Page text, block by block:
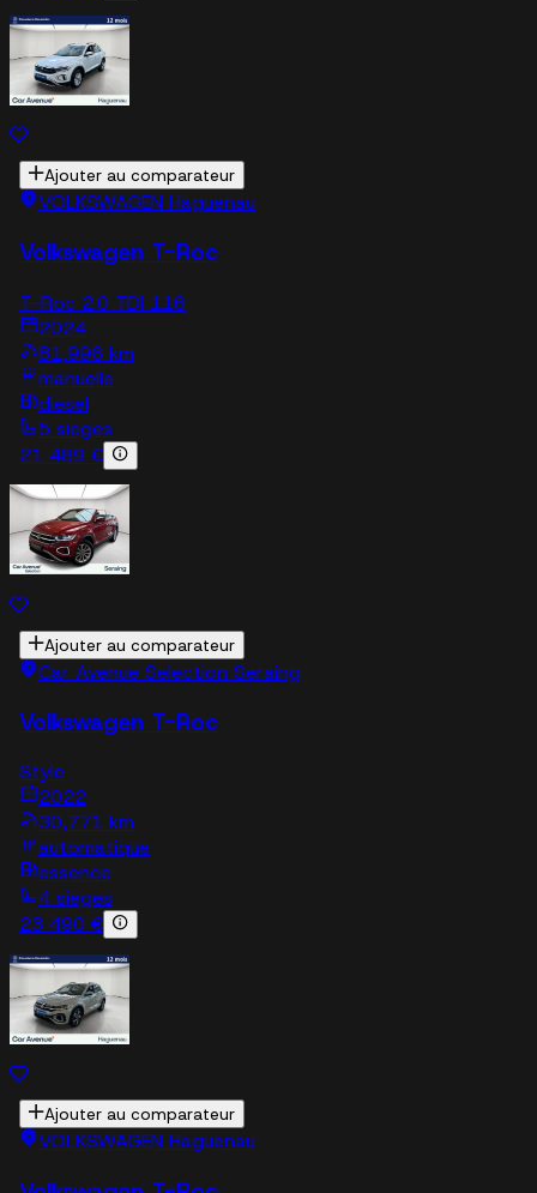
Ajouter au comparateur
VOLKSWAGEN Haguenau
Volkswagen T-Roc
T-Roc 2.0 TDI 116
2024
81,996 km
manuelle
diesel
5 sieges
21 489 €
Ajouter au comparateur
Car Avenue Selection Seraing
Volkswagen T-Roc
Style
2022
30,771 km
automatique
essence
4 sieges
23 490 €
Ajouter au comparateur
VOLKSWAGEN Haguenau